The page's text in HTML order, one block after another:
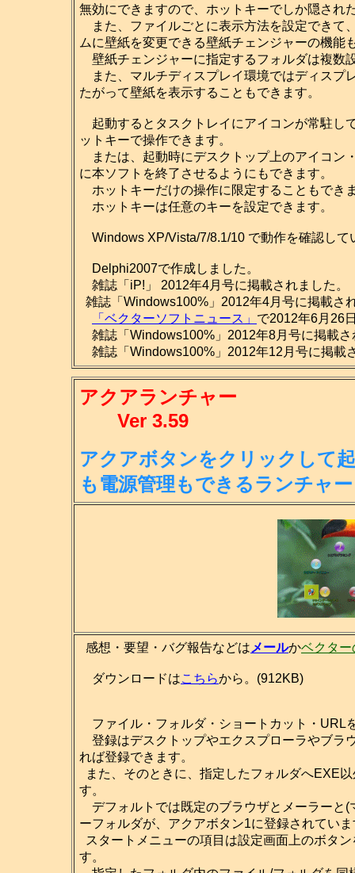
無効にできますので、ホットキーでしか隠され
また、ファイルごとに表示方法を設定できて
ムに壁紙を変更できる壁紙チェンジャーの機能
壁紙チェンジャーに指定するフォルダは複数
また、マルチディスプレイ環境ではディスプ
たがって壁紙を表示することもできます。
起動するとタスクトレイにアイコンが常駐し
ットキーで操作できます。
または、起動時にデスクトップ上のアイコン
に本ソフトを終了させるようにもできます。
ホットキーだけの操作に限定することもでき
ホットキーは任意のキーを設定できます。
Windows XP/Vista/7/8.1/10 で動作を確認して
Delphi2007で作成しました。
雑誌「iP!」 2012年4月号に掲載されました。
雑誌「Windows100%」2012年4月号に掲載さ
「ベクターソフトニュース」 で2012年6月26
雑誌「Windows100%」2012年8月号に掲載さ
雑誌「Windows100%」2012年12月号に掲載
アクアランチャー
Ver 3.59
アクアボタンをクリックして
も電源管理もできるランチャー
感想・要望・バグ報告などは メールかベクター
ダウンロードはこちらから。(912KB)
ファイル・フォルダ・ショートカット・URL
登録はデスクトップやエクスプローラやブラ
れば登録できます。
また、そのときに、指定したフォルダへEXE
す。
デフォルトでは既定のブラウザとメーラーと(
ーフォルダが、アクアボタン1に登録されてい
スタートメニューの項目は設定画面上のボタ
す。